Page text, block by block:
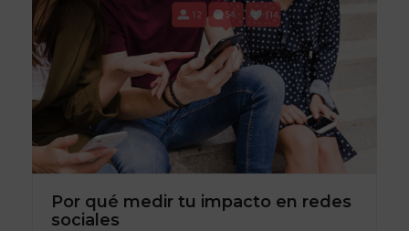
Por qué medir tu impacto en redes
sociales